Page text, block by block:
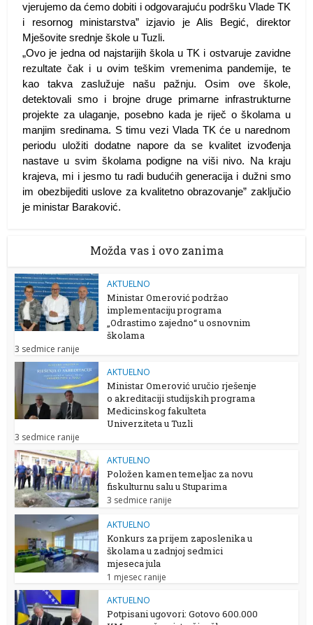
vjerujemo da ćemo dobiti i odgovarajuću podršku Vlade TK
i resornog ministarstva” izjavio je Alis Begić, direktor
Mješovite srednje škole u Tuzli.
„Ovo je jedna od najstarijih škola u TK i ostvaruje zavidne
rezultate čak i u ovim teškim vremenima pandemije, te
kao takva zaslužuje našu pažnju. Osim ove škole,
detektovali smo i brojne druge primarne infrastrukturne
projekte za ulaganje, posebno kada je riječ o školama u
manjim sredinama. S timu vezi Vlada TK će u narednom
periodu uložiti dodatne napore da se kvalitet izvođenja
nastave u svim školama podigne na viši nivo. Na kraju
krajeva, mi i jesmo tu radi budućih generacija i dužni smo
im obezbijediti uslove za kvalitetno obrazovanje” zaključio
je ministar Baraković.
Možda vas i ovo zanima
AKTUELNO
Ministar Omerović podržao
implementaciju programa
„Odrastimo zajedno“ u osnovnim
školama
3 sedmice ranije
AKTUELNO
Ministar Omerović uručio rješenje
o akreditaciji studijskih programa
Medicinskog fakulteta
Univerziteta u Tuzli
3 sedmice ranije
AKTUELNO
Položen kamen temeljac za novu
fiskulturnu salu u Stuparima
3 sedmice ranije
AKTUELNO
Konkurs za prijem zaposlenika u
školama u zadnjoj sedmici
mjeseca jula
1 mjesec ranije
AKTUELNO
Potpisani ugovori: Gotovo 600.000